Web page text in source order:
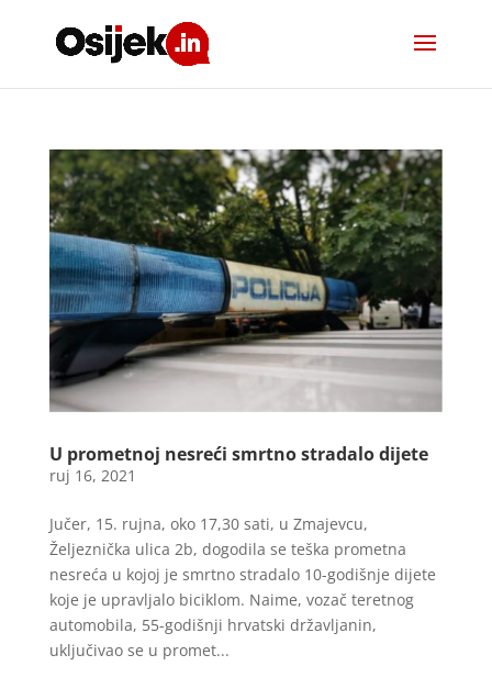
U prometnoj nesreći smrtno stradalo dijete
ruj 16, 2021
Jučer, 15. rujna, oko 17,30 sati, u Zmajevcu,
Željeznička ulica 2b, dogodila se teška prometna
nesreća u kojoj je smrtno stradalo 10-godišnje dijete
koje je upravljalo biciklom. Naime, vozač teretnog
automobila, 55-godišnji hrvatski državljanin,
uključivao se u promet...